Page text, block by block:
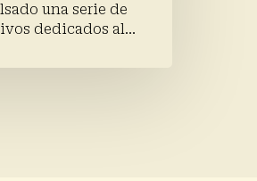
una serie de
dedicados al…